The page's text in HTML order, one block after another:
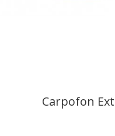
Carpofon